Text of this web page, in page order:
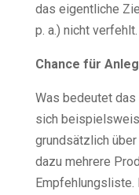
das eigentliche
p. a.) nicht verfehlt.
Chance für
Was bedeutet
sich
grundsätzlich
dazu mehrere
Empfehlungsliste.